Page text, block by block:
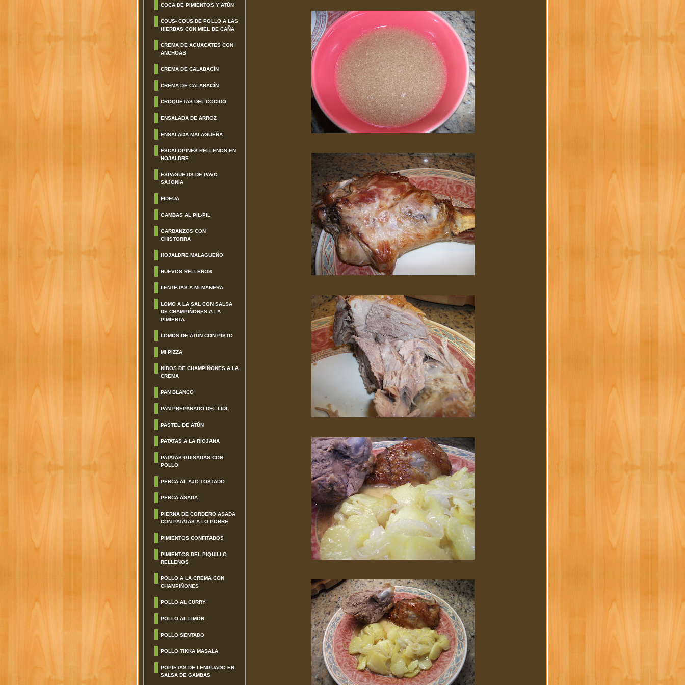
COCA DE PIMIENTOS Y ATÚN
COUS- COUS DE POLLO A LAS
HIERBAS CON MIEL DE CAÑA
CREMA DE AGUACATES CON
ANCHOAS
CREMA DE CALABACÍN
CREMA DE CALABACÍN
CROQUETAS DEL COCIDO
ENSALADA DE ARROZ
ENSALADA MALAGUEÑA
ESCALOPINES RELLENOS EN
HOJALDRE
ESPAGUETIS DE PAVO
SAJONIA
FIDEUA
GAMBAS AL PIL-PIL
GARBANZOS CON
CHISTORRA
HOJALDRE MALAGUEÑO
HUEVOS RELLENOS
LENTEJAS A MI MANERA
LOMO A LA SAL CON SALSA
DE CHAMPIÑONES A LA
PIMIENTA
LOMOS DE ATÚN CON PISTO
MI PIZZA
NIDOS DE CHAMPIÑONES A LA
CREMA
PAN BLANCO
PAN PREPARADO DEL LIDL
PASTEL DE ATÚN
PATATAS A LA RIOJANA
PATATAS GUISADAS CON
POLLO
PERCA AL AJO TOSTADO
PERCA ASADA
PIERNA DE CORDERO ASADA
CON PATATAS A LO POBRE
PIMIENTOS CONFITADOS
PIMIENTOS DEL PIQUILLO
RELLENOS
POLLO A LA CREMA CON
CHAMPIÑONES
POLLO AL CURRY
POLLO AL LIMÓN
POLLO SENTADO
POLLO TIKKA MASALA
POPIETAS DE LENGUADO EN
SALSA DE GAMBAS